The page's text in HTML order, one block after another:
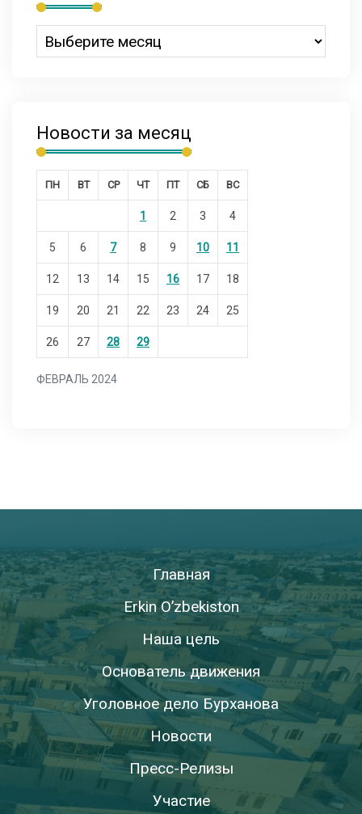
Новости за месяц
ФЕВРАЛЬ 2024
ПН ВТ СР ЧТ ПТ СБ ВС
1 2 3 4
5 6 7 8 9 10 11
12 13 14 15 16 17 18
19 20 21 22 23 24 25
26 27 28 29
Главная
Erkin O’zbekiston
Наша цель
Основатель движения
Уголовное дело Бурханова
Новости
Пресс-Релизы
Участие